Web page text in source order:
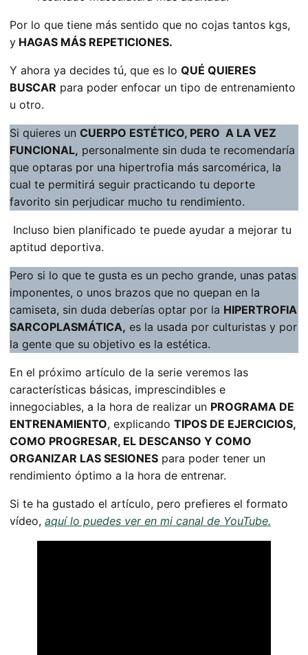
Por lo que tiene más sentido que no cojas tantos kgs,
y HAGAS MÁS REPETICIONES.
Y ahora ya decides tú, que es lo QUÉ QUIERES
BUSCAR para poder enfocar un tipo de entrenamiento
u otro.
Si quieres un CUERPO ESTÉTICO, PERO A LA VEZ
FUNCIONAL, personalmente sin duda te recomendaría
que optaras por una hipertrofia más sarcomérica, la
cual te permitirá seguir practicando tu deporte
favorito sin perjudicar mucho tu rendimiento.
Incluso bien planificado te puede ayudar a mejorar tu
aptitud deportiva.
Pero si lo que te gusta es un pecho grande, unas patas
imponentes, o unos brazos que no quepan en la
camiseta, sin duda deberías optar por la HIPERTROFIA
SARCOPLASMÁTICA, es la usada por culturistas y por
la gente que su objetivo es la estética.
En el próximo artículo de la serie veremos las
características básicas, imprescindibles e
innegociables, a la hora de realizar un PROGRAMA DE
ENTRENAMIENTO, explicando TIPOS DE EJERCICIOS,
COMO PROGRESAR, EL DESCANSO Y COMO
ORGANIZAR LAS SESIONES para poder tener un
rendimiento óptimo a la hora de entrenar.
Si te ha gustado el artículo, pero prefieres el formato
vídeo, aquí lo puedes ver en mi canal de YouTube.